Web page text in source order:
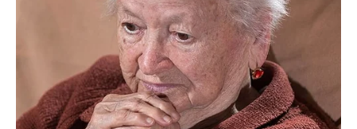
ΤΑΥΤΟΤΗΤΑ ΚΑΙ ΕΠΙΚΟΙΝΩΝΙΑ ΟΡΟΙ ΧΡΗΣΗΣ